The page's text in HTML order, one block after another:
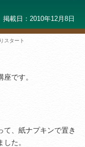
掲載日：2010年12月8日
スタート
です。
て、紙ナプキンで置き
た。